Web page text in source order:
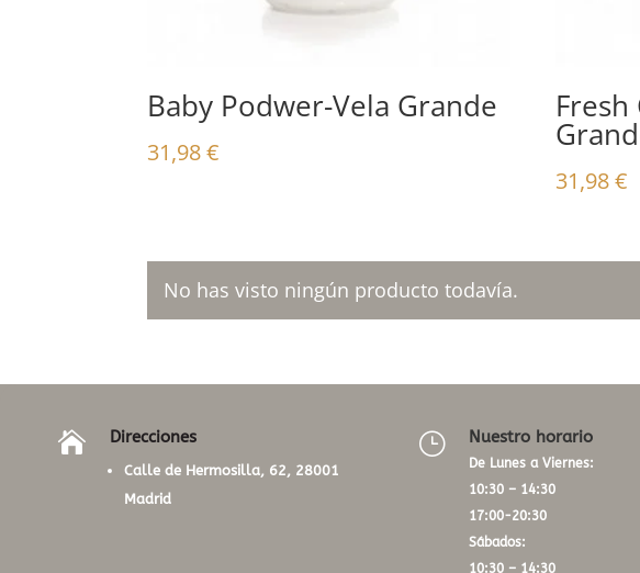
Baby Podwer-Vela Grande
31,98€
Fresh
31,98€
No has visto ningún producto todavía.
 Direcciones
Calle de Hermosilla, 62, 28001
Madrid
} Nuestro horario
De Lunes a Viernes:
10:30 – 14:30
17:00-20:30
Sábados:
10:30 – 14:30